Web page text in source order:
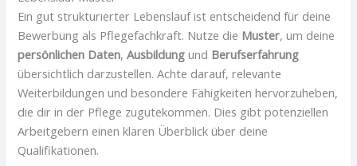
Ein gut strukturierter Lebenslauf ist entscheidend für deine
Bewerbung als Pflegefachkraft. Nutze die Muster, um deine
persönlichen Daten,Ausbildung und Berufserfahrung
übersichtlich darzustellen. Achte darauf, relevante
Weiterbildungen und besondere Fähigkeiten hervorzuheben,
die dir in der Pflege zugutekommen. Dies gibt potenziellen
Arbeitgebern einen klaren Überblick über deine
Qualifikationen.